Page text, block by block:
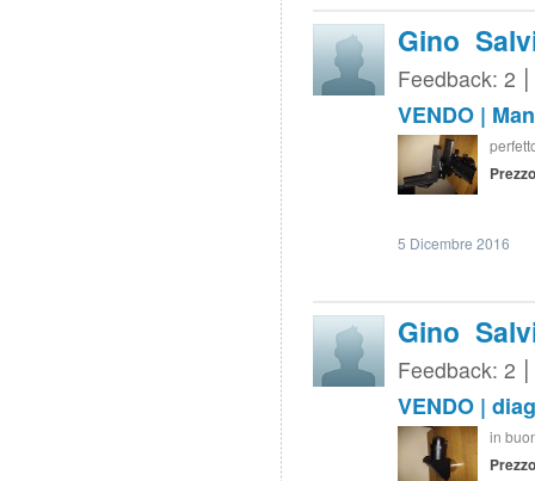
Gino
Feedback: 2
VENDO |
5 Dicembre 2016
Gino
Feedback: 2
VENDO |
in